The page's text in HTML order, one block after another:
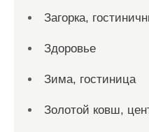
Загорка,
Здоровье
Зима, гостиница
Золотой ковш,